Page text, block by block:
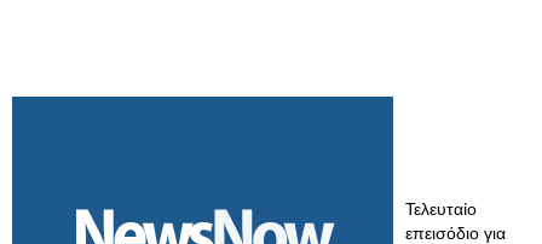
Τελευταίο
επεισόδιο για